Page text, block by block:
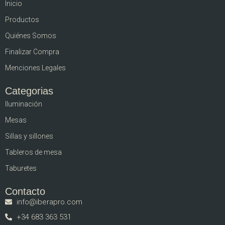
Inicio
Productos
Quiénes Somos
Finalizar Compra
Menciones Legales
Categorias
Iluminación
Mesas
Sillas y sillones
Tableros de mesa
Taburetes
Contacto
info@iberapro.com
+34 683 363 531